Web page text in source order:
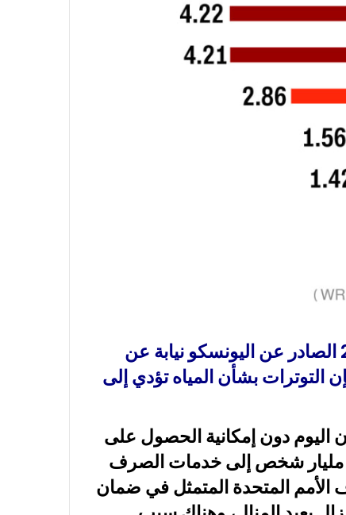
وفقًا لتقرير تنمية المياه في العالم لعام 2024 الصادر عن اليونسكو نيابة عن
التوترات بشأن المياه تؤدي إلى
شخص يعيشون اليوم دون إمكانية الحصول على
مياه الشرب المُدارة بشكل آمن، ويفتقر 3.5 مليار شخص إلى خدمات الصرف
المتحدة المتمثل في ضمان